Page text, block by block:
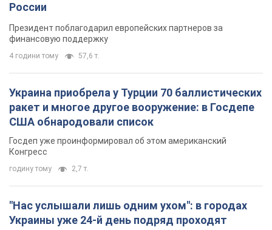
России
Президент поблагодарил европейских партнеров за
финансовую поддержку
4 години тому 57,6 т.
Украина приобрела у Турции 70 баллистических
ракет и многое другое вооружение: в Госдепе
США обнародовали список
Госдеп уже проинформировал об этом американский
Конгресс
годину тому 2,7 т.
"Нас услышали лишь одним ухом": в городах
Украины уже 24-й день подряд проходят